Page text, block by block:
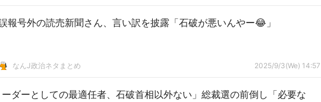
報号外の読売新聞さん、言い訳を披露「石破が悪いんやー😂」
なんJ政治ネタまとめ 2025/9/3(We) 14:57
ダーとしての最適任者、石破首相以外ない」総裁選の前倒し「必要な